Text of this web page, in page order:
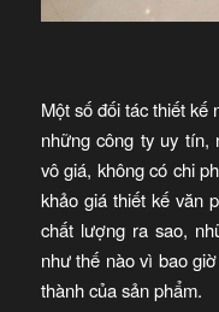
Một số đối tác thiết
những công ty uy tín,
vô giá, không có chi
khảo giá thiết kế văn
chất lượng ra sao,
như thế nào vì bao
thành của sản phẩm.